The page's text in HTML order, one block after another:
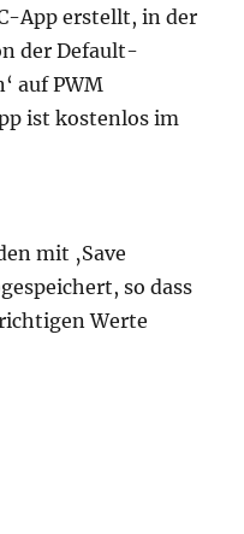
App erstellt, in der
der Default-
auf PWM
ist kostenlos im
mit ‚Save
so dass
Werte